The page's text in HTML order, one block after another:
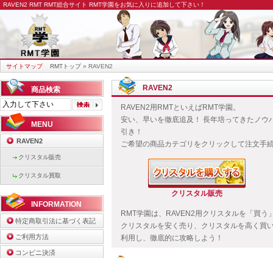
RAVEN2 RMT RMT総合サイト RMT学園をお気に入りに追加して下さい！
サイトマップ RMTトップ» RAVEN2
商品検索
MENU
RAVEN2
クリスタル販売
クリスタル買取
INFORMATION
特定商取引法に基づく表記
ご利用方法
コンビニ決済
RAVEN2
RAVEN2用RMTといえばRMT学園。
安い、早いを徹底追及！ 長年培ってきたノ
引き！
ご希望の商品カテゴリをクリックして注文手
クリスタル販売
RMT学園は、RAVEN2用クリスタルを「買
クリスタルを安く売り、クリスタルを高く買
利用し、徹底的に攻略しよう！